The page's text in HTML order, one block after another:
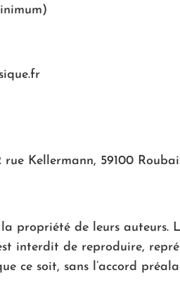
Kellermann, 59100
propriété de leurs auteurs.
interdit de reproduire,
ce soit, sans l’accord